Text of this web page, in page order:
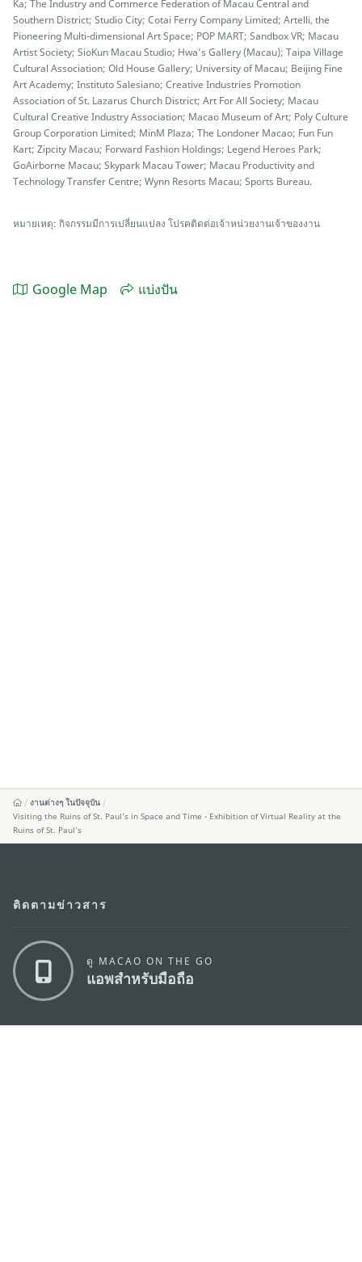
Ka; The Industry and Commerce Federation of Macau Central and
Southern District; Studio City; Cotai Ferry Company Limited; Artelli, the
Pioneering Multi-dimensional Art Space; POP MART; Sandbox VR; Macau
Artist Society; SioKun Macau Studio; Hwa’s Gallery (Macau); Taipa Village
Cultural Association; Old House Gallery; University of Macau; Beijing Fine
Art Academy; Instituto Salesiano; Creative Industries Promotion
Association of St. Lazarus Church District; Art For All Society; Macau
Cultural Creative Industry Association; Macao Museum of Art; Poly Culture
Group Corporation Limited; MinM Plaza; The Londoner Macao; Fun Fun
Kart; Zipcity Macau; Forward Fashion Holdings; Legend Heroes Park;
GoAirborne Macau; Skypark Macau Tower; Macau Productivity and
Technology Transfer Centre; Wynn Resorts Macau; Sports Bureau.
หมายเหตุ: กิจกรรมมีการเปลี่ยนแปลง โปรคติดต่อเจ้าหน่วยงานเจ้าของงาน
Google Map แบ่งปัน
งานต่างๆ ในปัจจุบัน
Visiting the Ruins of St. Paul’s in Space and Time - Exhibition of Virtual Reality at the
Ruins of St. Paul’s
ติดตามข่าวสาร
ดู MACAO ON THE GO
แอพสำหรับมือถือ